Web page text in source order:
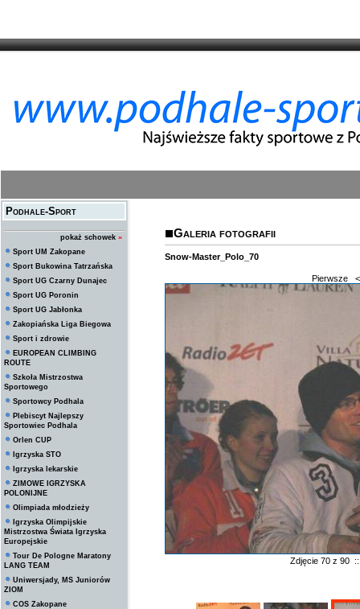
Podhale-Sport
pokaż schowek »
Sport UM Zakopane
Sport Bukowina Tatrzańska
Sport UG Czarny Dunajec
Sport UG Poronin
Sport UG Jabłonka
Zakopiańska Liga Biegowa
Sport i zdrowie
EUROPEAN CLIMBING
ROUTE
Szkoła Mistrzostwa
Sportowego
Sportowcy Podhala
Plebiscyt Najlepszy
Sportowiec Podhala
Orlen CUP
Igrzyska STO
Igrzyska lekarskie
ZIMOWE IGRZYSKA
POLONIJNE
Olimpiada młodzieży
Igrzyska Olimpijskie
Mistrzostwa Świata Igrzyska
Europejskie
Tour De Pologne Maratony
LANG TEAM
Uniwersjady, MS Juniorów
ZIOM
COS Zakopane
Galeria fotografii
Snow-Master_Polo_70
Pierwsze
Zdjęcie 70 z 90